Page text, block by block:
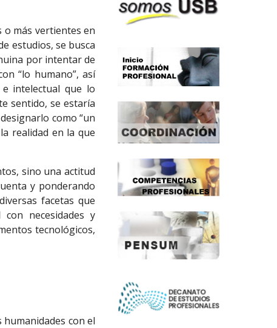
o más vertientes en
estudios, se busca
por intentar de
“lo humano”, así
intelectual que lo
sentido, se estaría
como “un
realidad en la que
sino una actitud
y ponderando
facetas que
necesidades y
tecnológicos,
con el